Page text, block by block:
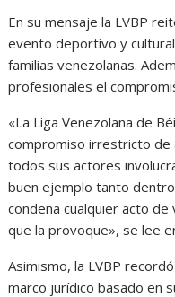
En su mensaje la LVBP
evento deportivo y
familias venezolanas.
profesionales el
«La Liga Venezolana de
compromiso irrestricto de
todos sus actores
buen ejemplo tanto
condena cualquier acto
que la provoque», se lee
Asimismo, la LVBP
marco jurídico basado en